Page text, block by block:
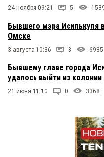
24 ноября 09:21 5 1539
Бывшего мэра Исилькуля
Омске
3 августа 10:36 8 6985
Бывшему главе города
удалось выйти из
21 июня 11:10 0 3368